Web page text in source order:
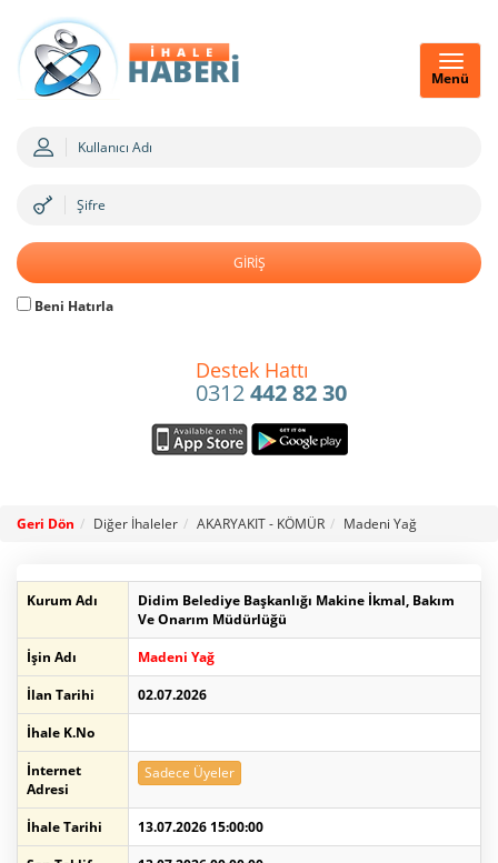
Menü
Beni Hatırla
Destek Hattı
0312442 82 30
Geri Dön Diğer İhaleler AKARYAKIT - KÖMÜR Madeni Yağ
Kurum Adı
Didim Belediye Başkanlığı Makine İkmal, Bakım
Ve Onarım Müdürlüğü
İşin Adı
Madeni Yağ
İlan Tarihi
02.07.2026
İhale K.No
İnternet
Adresi
Sadece Üyeler
İhale Tarihi
13.07.2026 15:00:00